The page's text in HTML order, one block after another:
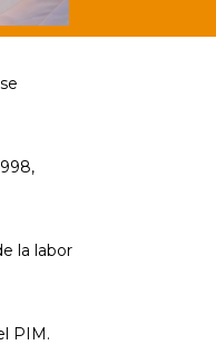
la labor
PIM.